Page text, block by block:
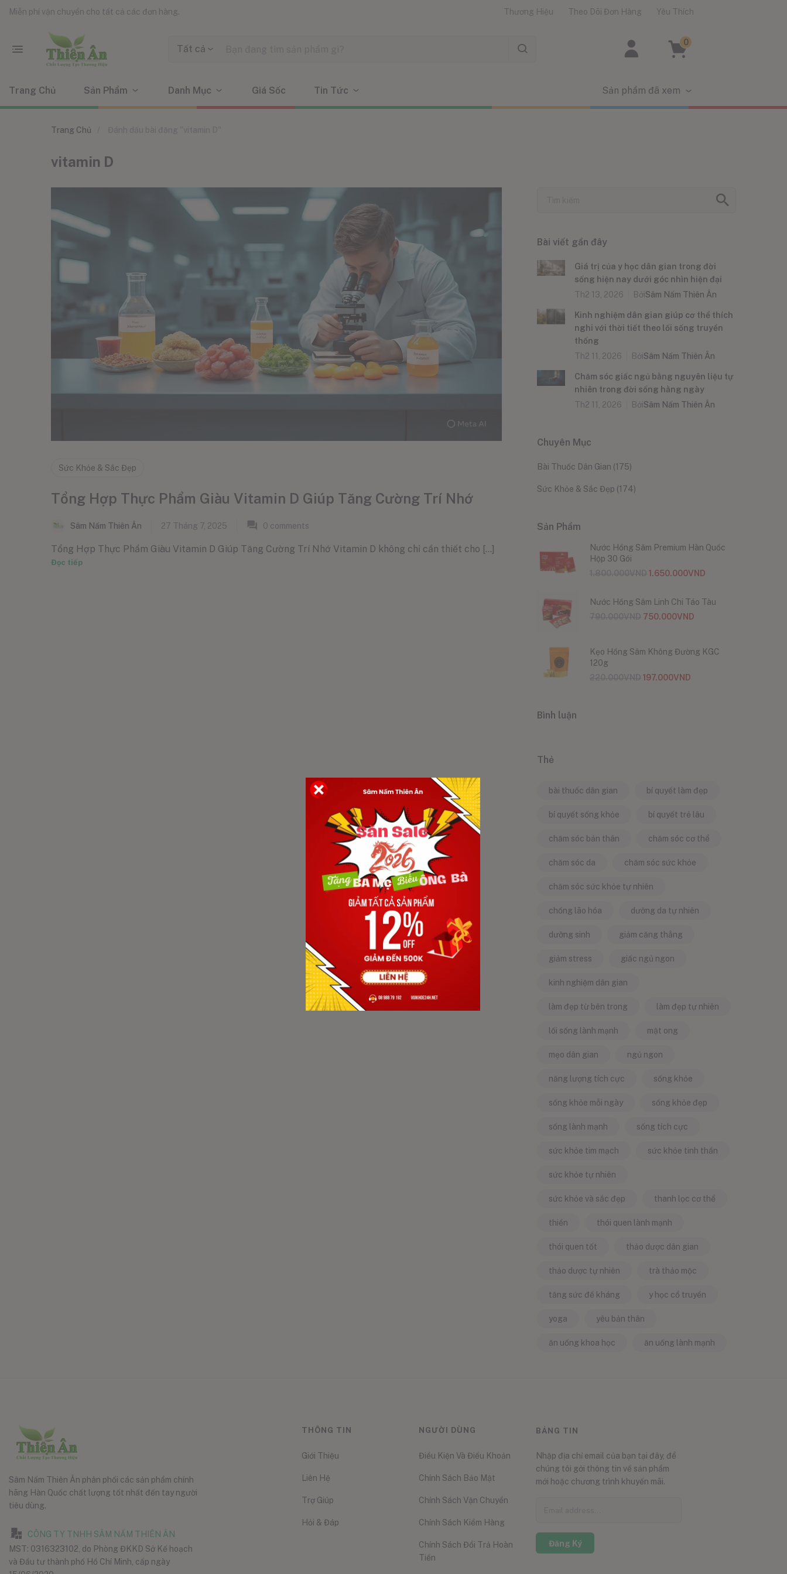
Miễn phí vận chuyển cho tất cả các đơn hàng. Thương Hiệu Theo Dõi Đơn Hàng Yêu Thích
Tất cả
0
Trang Chủ Sản Phẩm Danh Mục Giá Sốc Tin Tức Sản phẩm đã xem
Trang Chủ
vitamin D
Sức Khỏe & Sắc Đẹp
Tổng Hợp Thực Phẩm Giàu Vitamin D Giúp Tăng Cường Trí Nhớ
Sâm Nấm Thiên Ân 27 Tháng 7, 2025 0 comments
Tổng Hợp Thực Phẩm Giàu Vitamin D Giúp Tăng Cường Trí Nhớ Vitamin D không chỉ cần thiết cho [...]
Đọc tiếp
Bài viết gần đây
Giá trị của y học dân gian trong đời
sống hiện nay dưới góc nhìn hiện đại
Th2 13, 2026
BởiSâm Nấm Thiên Ân
Kinh nghiệm dân gian giúp cơ thể thích
nghi với thời tiết theo lối sống truyền
thống
Th2 11, 2026
BởiSâm Nấm Thiên Ân
Chăm sóc giấc ngủ bằng nguyên liệu tự
nhiên trong đời sống hằng ngày
Th2 11, 2026
BởiSâm Nấm Thiên Ân
Chuyên Mục
Bài Thuốc Dân Gian (175)
Sức Khỏe & Sắc Đẹp (174)
Sản Phẩm
Nước Hồng Sâm Premium Hàn Quốc
Hộp 30 Gói
1.650.000VND
Nước Hồng Sâm Linh Chi Táo Tàu
750.000VND
Kẹo Hồng Sâm Không Đường KGC
120g
197.000VND
Bình luận
Thẻ
bài thuốc dân gian bí quyết làm đẹp
bí quyết sống khỏe bí quyết trẻ lâu
chăm sóc bản thân chăm sóc cơ thể
chăm sóc da chăm sóc sức khỏe
chăm sóc sức khỏe tự nhiên
chống lão hóa dưỡng da tự nhiên
dưỡng sinh giảm căng thẳng
giảm stress giấc ngủ ngon
kinh nghiệm dân gian
làm đẹp từ bên trong làm đẹp tự nhiên
lối sống lành mạnh mật ong
mẹo dân gian ngủ ngon
năng lượng tích cực sống khỏe
sống khỏe mỗi ngày sống khỏe đẹp
sống lành mạnh sống tích cực
sức khỏe tim mạch sức khỏe tinh thần
sức khỏe tự nhiên
sức khỏe và sắc đẹp thanh lọc cơ thể
thiền thói quen lành mạnh
thói quen tốt thảo dược dân gian
thảo dược tự nhiên trà thảo mộc
tăng sức đề kháng y học cổ truyền
yoga yêu bản thân
ăn uống khoa học ăn uống lành mạnh
Sâm Nấm Thiên Ân phân phối các sản phẩm chính
hãng Hàn Quốc chất lượng tốt nhất đến tay người
tiêu dùng.
CÔNG TY TNHH SÂM NẤM THIÊN ÂN
MST: 0316323102, do Phòng ĐKKD Sở Kế hoạch
và Đầu tư thành phố Hồ Chí Minh, cấp ngày
THÔNG TIN
Giới Thiệu
Liên Hệ
Trợ Giúp
Hỏi & Đáp
NGƯỜI DÙNG
Điều Kiện Và Điều Khoản
Chính Sách Bảo Mật
Chính Sách Vận Chuyển
Chính Sách Kiểm Hàng
Chính Sách Đổi Trả Hoàn
Tiền
BẢNG TIN
Nhập địa chỉ email của bạn tại đây, để
chúng tôi gởi thông tin về sản phẩm
mới hoặc chương trình khuyến mãi.
Đăng Ký